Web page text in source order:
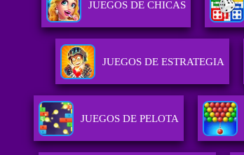
JUEGOS DE CHICAS
JUEGOS DE ESTRATEGIA
JUEGOS DE PELOTA